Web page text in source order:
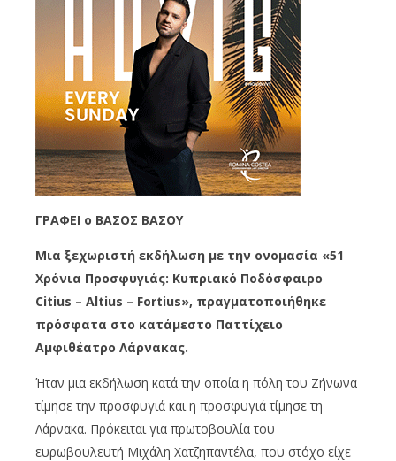
ΓΡΑΦΕΙ o ΒΑΣΟΣ ΒΑΣΟΥ
Μια ξεχωριστή εκδήλωση με την ονομασία «51
Χρόνια Προσφυγιάς: Κυπριακό Ποδόσφαιρο
Citius – Altius – Fortius», πραγματοποιήθηκε
πρόσφατα στο κατάμεστο Παττίχειο
Αμφιθέατρο Λάρνακας.
Ήταν μια εκδήλωση κατά την οποία η πόλη του Ζήνωνα
τίμησε την προσφυγιά και η προσφυγιά τίμησε τη
Λάρνακα. Πρόκειται για πρωτοβουλία του
ευρωβουλευτή Μιχάλη Χατζηπαντέλα, που στόχο είχε